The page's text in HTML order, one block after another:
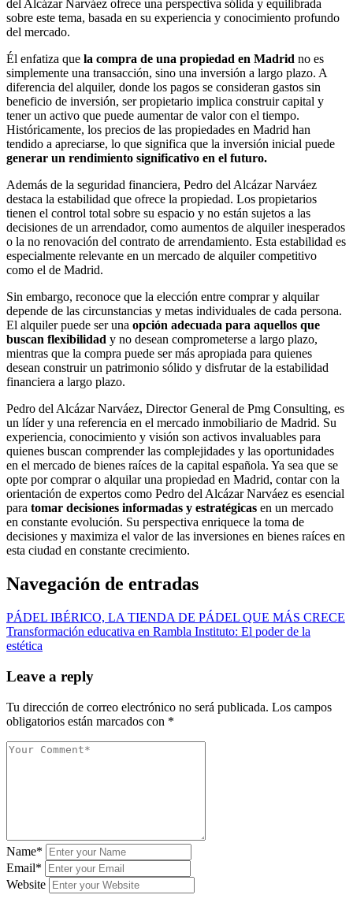
del Alcázar Narváez ofrece una perspectiva sólida y equilibrada
sobre este tema, basada en su experiencia y conocimiento profundo
del mercado.
Él enfatiza que la compra de una propiedad en Madrid no es
simplemente una transacción, sino una inversión a largo plazo. A
diferencia del alquiler, donde los pagos se consideran gastos sin
beneficio de inversión, ser propietario implica construir capital y
tener un activo que puede aumentar de valor con el tiempo.
Históricamente, los precios de las propiedades en Madrid han
tendido a apreciarse, lo que significa que la inversión inicial puede
generar un rendimiento significativo en el futuro.
Además de la seguridad financiera, Pedro del Alcázar Narváez
destaca la estabilidad que ofrece la propiedad. Los propietarios
tienen el control total sobre su espacio y no están sujetos a las
decisiones de un arrendador, como aumentos de alquiler inesperados
o la no renovación del contrato de arrendamiento. Esta estabilidad es
especialmente relevante en un mercado de alquiler competitivo
como el de Madrid.
Sin embargo, reconoce que la elección entre comprar y alquilar
depende de las circunstancias y metas individuales de cada persona.
El alquiler puede ser una opción adecuada para aquellos que
buscan flexibilidad y no desean comprometerse a largo plazo,
mientras que la compra puede ser más apropiada para quienes
desean construir un patrimonio sólido y disfrutar de la estabilidad
financiera a largo plazo.
Pedro del Alcázar Narváez, Director General de Pmg Consulting, es
un líder y una referencia en el mercado inmobiliario de Madrid. Su
experiencia, conocimiento y visión son activos invaluables para
quienes buscan comprender las complejidades y las oportunidades
en el mercado de bienes raíces de la capital española. Ya sea que se
opte por comprar o alquilar una propiedad en Madrid, contar con la
orientación de expertos como Pedro del Alcázar Narváez es esencial
para tomar decisiones informadas y estratégicas en un mercado
en constante evolución. Su perspectiva enriquece la toma de
decisiones y maximiza el valor de las inversiones en bienes raíces en
esta ciudad en constante crecimiento.
Navegación de entradas
PÁDEL IBÉRICO, LA TIENDA DE PÁDEL QUE MÁS CRECE
Transformación educativa en Rambla Instituto: El poder de la
estética
Leave a reply
Tu dirección de correo electrónico no será publicada. Los campos
obligatorios están marcados con *
Name*
Email*
Website